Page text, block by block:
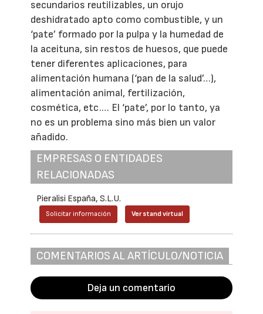
secundarios reutilizables, un orujo
deshidratado apto como combustible, y un
‘pate’ formado por la pulpa y la humedad de
la aceituna, sin restos de huesos, que puede
tener diferentes aplicaciones, para
alimentación humana (‘pan de la salud’…),
alimentación animal, fertilización,
cosmética, etc.… El ‘pate’, por lo tanto, ya
no es un problema sino más bien un valor
añadido.
EMPRESAS O ENTIDADES
RELACIONADAS
Pieralisi España, S.L.U.
Solicitar información Ver stand virtual
COMENTARIOS AL ARTÍCULO/NOTICIA
Deja un comentario